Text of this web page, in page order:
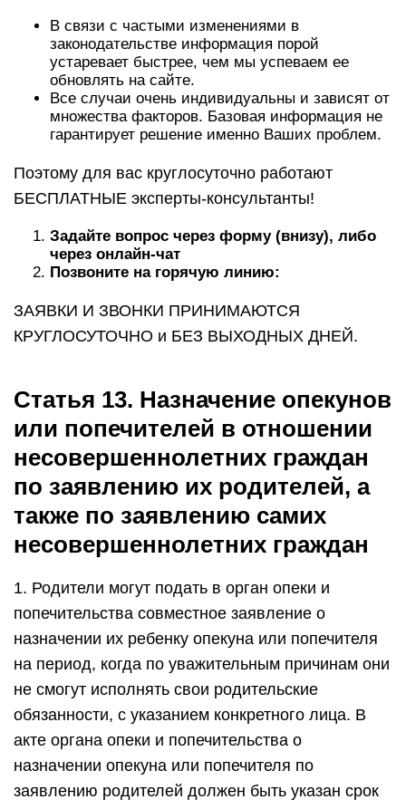
В связи с частыми изменениями в
законодательстве информация порой
устаревает быстрее, чем мы успеваем ее
обновлять на сайте.
Все случаи очень индивидуальны и зависят от
множества факторов. Базовая информация не
гарантирует решение именно Ваших проблем.
Поэтому для вас круглосуточно работают
БЕСПЛАТНЫЕ эксперты-консультанты!
Задайте вопрос через форму (внизу), либо
через онлайн-чат
Позвоните на горячую линию:
ЗАЯВКИ И ЗВОНКИ ПРИНИМАЮТСЯ
КРУГЛОСУТОЧНО и БЕЗ ВЫХОДНЫХ ДНЕЙ.
Статья 13. Назначение опекунов
или попечителей в отношении
несовершеннолетних граждан
по заявлению их родителей, а
также по заявлению самих
несовершеннолетних граждан
1. Родители могут подать в орган опеки и
попечительства совместное заявление о
назначении их ребенку опекуна или попечителя
на период, когда по уважительным причинам они
не смогут исполнять свои родительские
обязанности, с указанием конкретного лица. В
акте органа опеки и попечительства о
назначении опекуна или попечителя по
заявлению родителей должен быть указан срок